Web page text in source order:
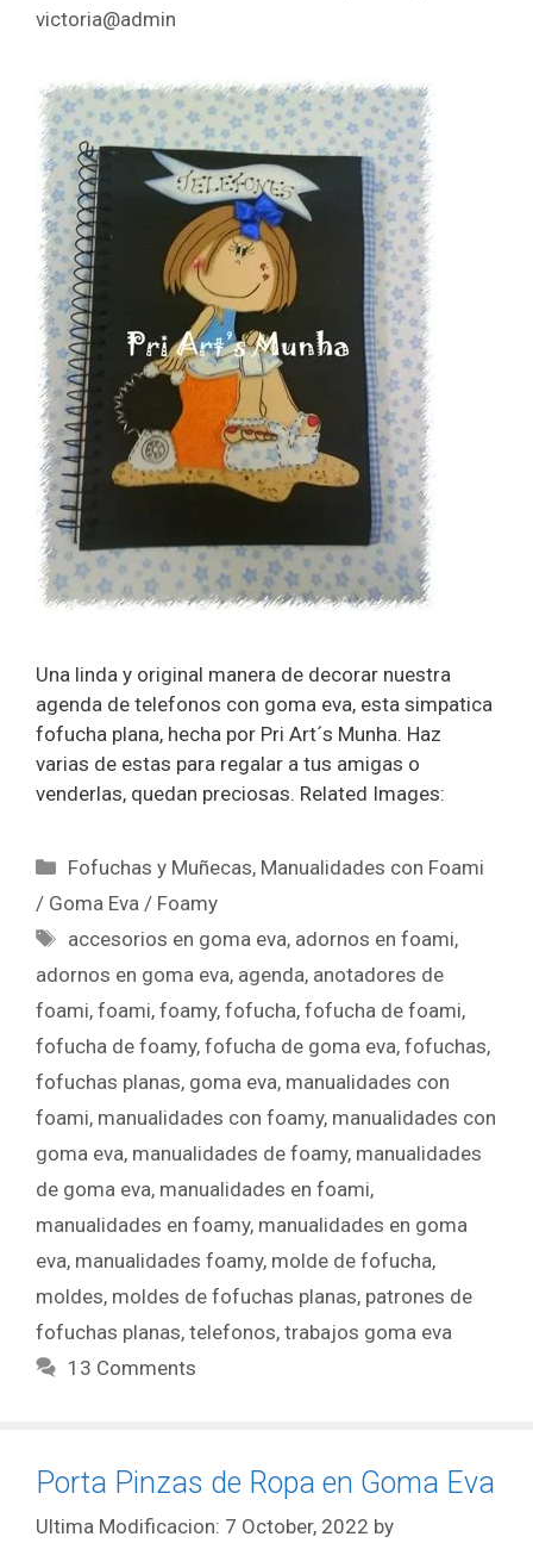
victoria@admin
Una linda y original manera de decorar nuestra
agenda de telefonos con goma eva, esta simpatica
fofucha plana, hecha por Pri Art´s Munha. Haz
varias de estas para regalar a tus amigas o
venderlas, quedan preciosas. Related Images:
Fofuchas y Muñecas, Manualidades con Foami
/ Goma Eva / Foamy
accesorios en goma eva, adornos en foami,
adornos en goma eva, agenda, anotadores de
foami, foami, foamy, fofucha, fofucha de foami,
fofucha de foamy, fofucha de goma eva, fofuchas,
fofuchas planas, goma eva, manualidades con
foami, manualidades con foamy, manualidades con
goma eva, manualidades de foamy, manualidades
de goma eva, manualidades en foami,
manualidades en foamy, manualidades en goma
eva, manualidades foamy, molde de fofucha,
moldes, moldes de fofuchas planas, patrones de
fofuchas planas, telefonos, trabajos goma eva
13 Comments
Porta Pinzas de Ropa en Goma Eva
7 October, 2022 by